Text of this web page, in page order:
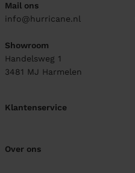
Mail ons
info@hurricane.nl
Showroom
Handelsweg 1
3481 MJ Harmelen
Klantenservice
Over ons